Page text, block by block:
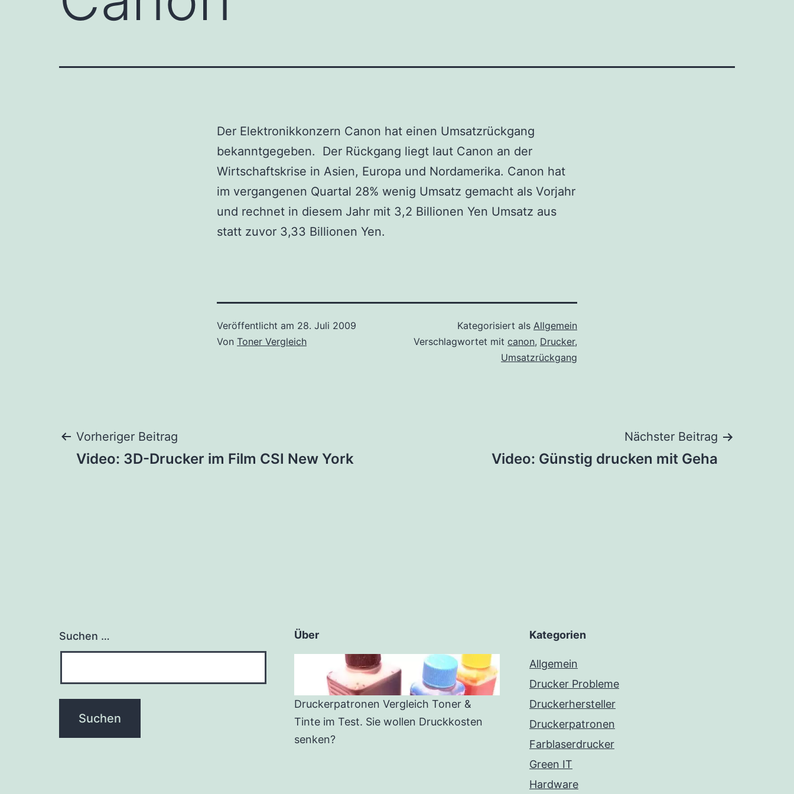
Der Elektronikkonzern Canon hat einen Umsatzrückgang
bekanntgegeben. Der Rückgang liegt laut Canon an der
Wirtschaftskrise in Asien, Europa und Nordamerika. Canon hat
im vergangenen Quartal 28% wenig Umsatz gemacht als Vorjahr
und rechnet in diesem Jahr mit 3,2 Billionen Yen Umsatz aus
statt zuvor 3,33 Billionen Yen.
Veröffentlicht am 28. Juli 2009
Von Toner Vergleich
Kategorisiert als Allgemein
Verschlagwortet mit canon, Drucker,
Umsatzrückgang
Beitragsnavigation
Vorheriger Beitrag
Video: 3D-Drucker im Film CSI New York
Nächster Beitrag
Video: Günstig drucken mit Geha
Suchen … Über
Druckerpatronen Vergleich Toner &
Tinte im Test. Sie wollen Druckkosten
senken?
Kategorien
Allgemein
Drucker Probleme
Druckerhersteller
Druckerpatronen
Farblaserdrucker
Green IT
Hardware